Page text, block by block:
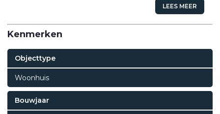
LEES MEER
Kenmerken
Objecttype
Woonhuis
Bouwjaar